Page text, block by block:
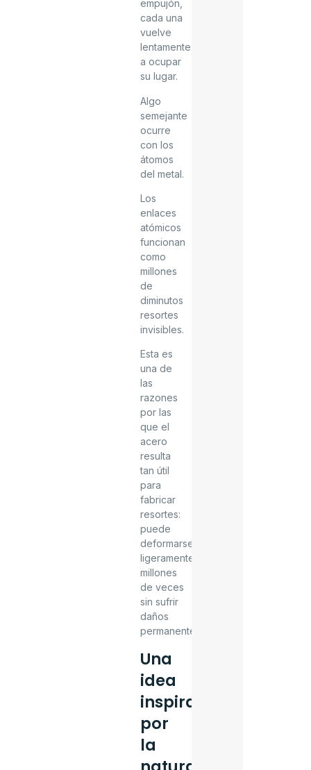
empujón,
cada una
vuelve
lentamente
a ocupar
su lugar.
Algo
semejante
ocurre
con los
átomos
del metal.
Los
enlaces
atómicos
funcionan
como
millones
de
diminutos
resortes
invisibles.
Esta es
una de
las
razones
por las
que el
acero
resulta
tan útil
para
fabricar
resortes:
puede
deformarse
ligeramente
millones
de veces
sin sufrir
daños
permanentes.
Una
idea
inspirada
por
la